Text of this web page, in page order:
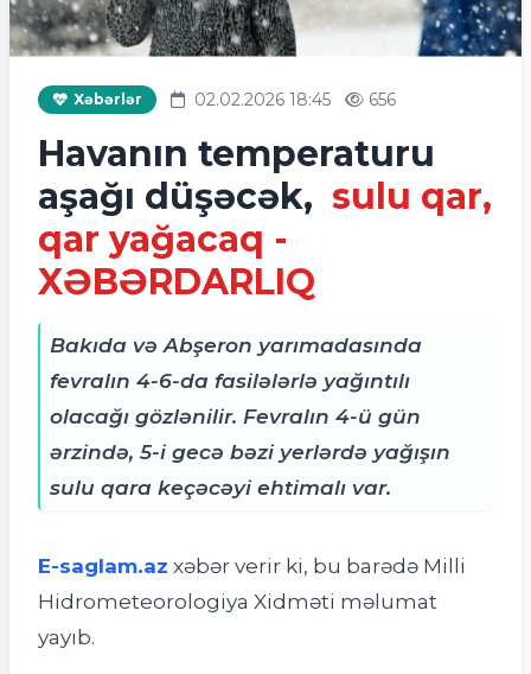
Xəbərlər 02.02.2026 18:45 656
Havanın temperaturu
aşağı düşəcək, sulu qar,
qar yağacaq -
XƏBƏRDARLIQ
Bakıda və Abşeron yarımadasında
fevralın 4-6-da fasilələrlə yağıntılı
olacağı gözlənilir. Fevralın 4-ü gün
ərzində, 5-i gecə bəzi yerlərdə yağışın
sulu qara keçəcəyi ehtimalı var.
E-saglam.az xəbər verir ki, bu barədə Milli
Hidrometeorologiya Xidməti məlumat
yayıb.